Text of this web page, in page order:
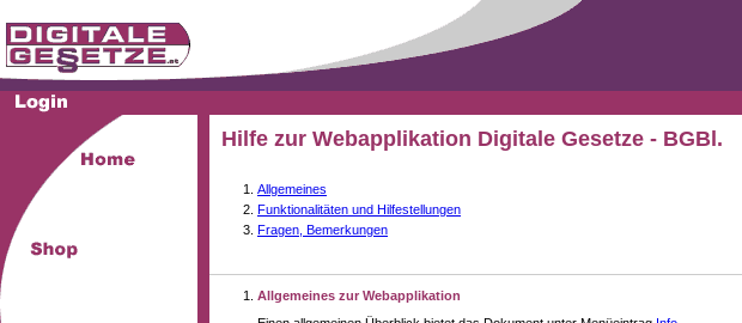
Hilfe zur Webapplikation Digitale Gesetze - BGBl.
Allgemeines
Funktionalitäten und Hilfestellungen
Fragen, Bemerkungen
Allgemeines zur Webapplikation